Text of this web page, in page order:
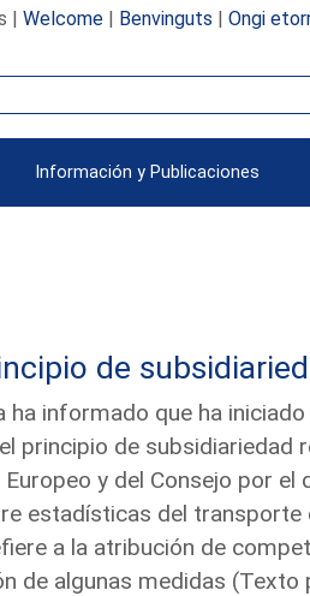
| Welcome| Benvinguts | Ongi
Información y Publicaciones
de
ha informado que ha
principio de subsidiariedad
y del Consejo por el
estadísticas del transporte
a la atribución de
de algunas medidas